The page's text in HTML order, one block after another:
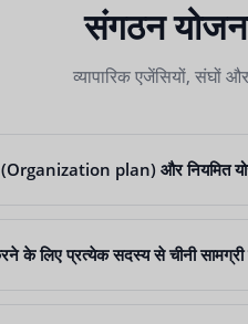
संगठन
व्यापारिक एजेंसियों, संघों
(Organization plan) और नियमित
के लिए प्रत्येक सदस्य से चीनी